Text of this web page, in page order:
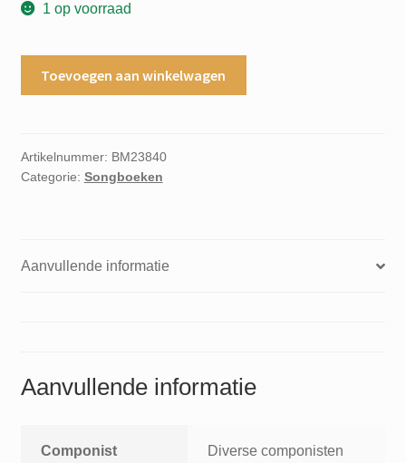
1 op voorraad
sunglasses
by
ZZ
Toevoegen aan winkelwagen
Artikelnummer: BM23840
Categorie: Songboeken
Aanvullende informatie
Aanvullende informatie
Componist Diverse componisten